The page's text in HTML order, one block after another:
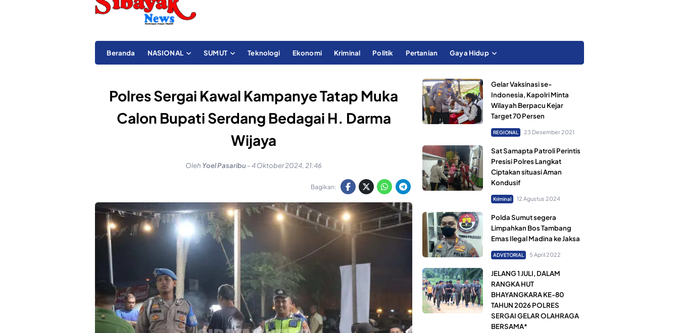
Beranda NASIONAL SUMUT Teknologi Ekonomi Kriminal Politik Pertanian Gaya Hidup
Polres Sergai Kawal Kampanye Tatap Muka
Calon Bupati Serdang Bedagai H. Darma
Wijaya
Oleh Yoel Pasaribu-4 Oktober 2024, 21:46
Bagikan:
Gelar Vaksinasi se-
Indonesia, Kapolri Minta
Wilayah Berpacu Kejar
Target 70 Persen
REGIONAL 23 Desember 2021
Sat Samapta Patroli Perintis
Presisi Polres Langkat
Ciptakan situasi Aman
Kondusif
Kriminal 12 Agustus 2024
Polda Sumut segera
Limpahkan Bos Tambang
Emas Ilegal Madina ke Jaksa
ADVETORIAL 5 April 2022
JELANG 1 JULI, DALAM
RANGKA HUT
BHAYANGKARA KE-80
TAHUN 2026 POLRES
SERGAI GELAR OLAHRAGA
BERSAMA*